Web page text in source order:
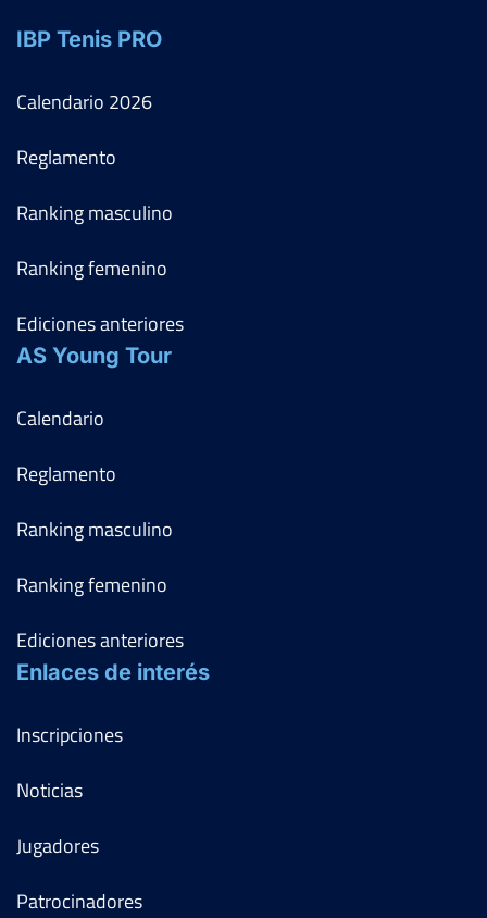
IBP Tenis PRO
Calendario 2026
Reglamento
Ranking masculino
Ranking femenino
Ediciones anteriores
AS Young Tour
Calendario
Reglamento
Ranking masculino
Ranking femenino
Ediciones anteriores
Enlaces de interés
Inscripciones
Noticias
Jugadores
Patrocinadores